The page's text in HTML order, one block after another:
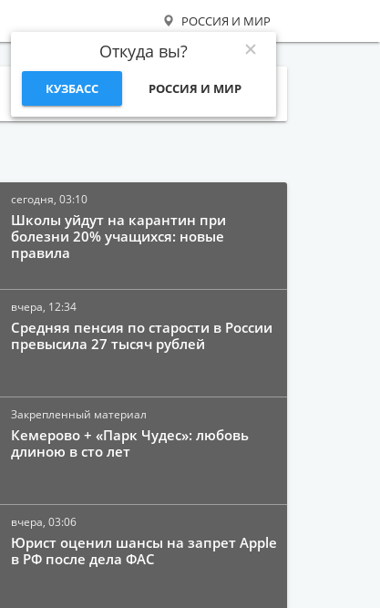
РОССИЯ И МИР
Откуда вы?
КУЗБАСС РОССИЯ И МИР
Поиск
сегодня, 03:10
Школы уйдут на карантин при
болезни 20% учащихся: новые
правила
вчера, 12:34
Средняя пенсия по старости в России
превысила 27 тысяч рублей
Закрепленный материал
Кемерово + «Парк Чудес»: любовь
длиною в сто лет
вчера, 03:06
Юрист оценил шансы на запрет Apple
в РФ после дела ФАС